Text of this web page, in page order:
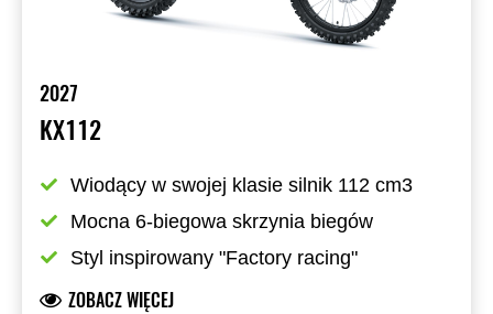
2027
KX112
Wiodący w swojej klasie silnik 112 cm3
Mocna 6-biegowa skrzynia biegów
Styl inspirowany "Factory racing"
ZOBACZ WIĘCEJ